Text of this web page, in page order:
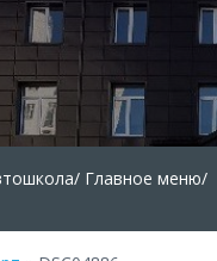
Главное меню/